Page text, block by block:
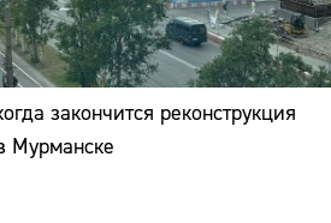
закончится реконструкция
Мурманске